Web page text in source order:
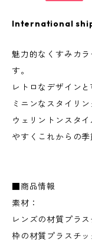
International
魅力的なくすみカ
す。
レトロなデザイン
ミニンなスタイリ
ウェリントンスタ
やすくこれからの
■商品情報
素材：
レンズの材質プラ
枠の材質プラスチッ